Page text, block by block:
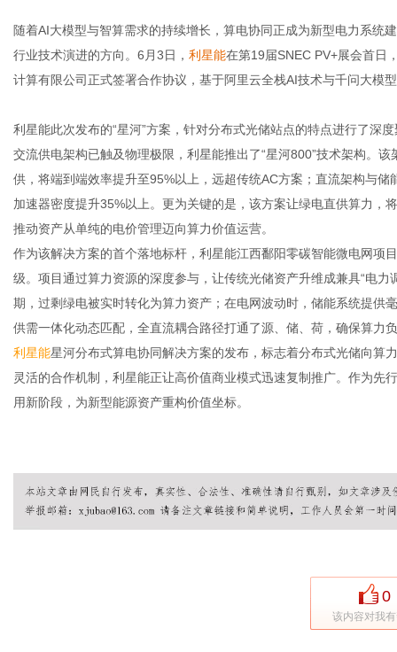
随着AI大模型与智算需求的持续增长，算电协同正成为新型电力系统
行业技术演进的方向。6月3日， 利星能在第19届SNEC PV+展会首日
计算有限公司正式签署合作协议，基于阿里云全栈AI技术与千问大模
利星能此次发布的“星河”方案，针对分布式光储站点的特点进行了深
交流供电架构已触及物理极限，利星能推出了“星河800”技术架构。
供，将端到端效率提升至95%以上，远超传统AC方案；直流架构与
加速器密度提升35%以上。更为关键的是，该方案让绿电直供算力，
推动资产从单纯的电价管理迈向算力价值运营。
作为该解决方案的首个落地标杆，利星能江西鄱阳零碳智能微电网项
级。项目通过算力资源的深度参与，让传统光储资产升维成兼具“电
期，过剩绿电被实时转化为算力资产；在电网波动时，储能系统提供
供需一体化动态匹配，全直流耦合路径打通了源、储、荷，确保算力
利星能星河分布式算电协同解决方案的发布，标志着分布式光储向算
灵活的合作机制，利星能正让高价值商业模式迅速复制推广。作为先
用新阶段，为新型能源资产重构价值坐标。
0
该内容对我